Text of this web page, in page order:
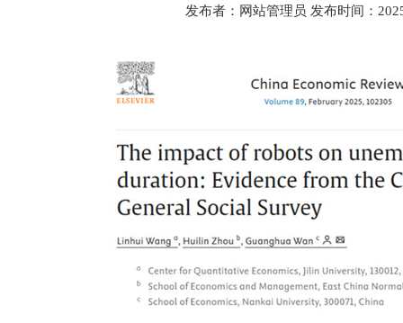
发布者：网站管理员 发布时间：